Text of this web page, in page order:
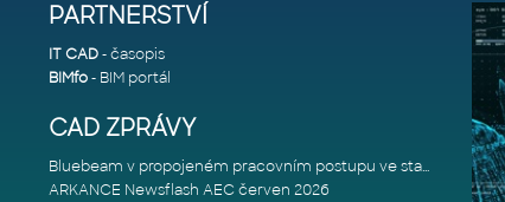
PARTNERSTVÍ
IT CAD- časopis
BIMfo- BIM portál
CAD ZPRÁVY
Bluebeam v propojeném pracovním postupu ve stavebnictví: Proč je int
ARKANCE Newsflash AEC červen 2026